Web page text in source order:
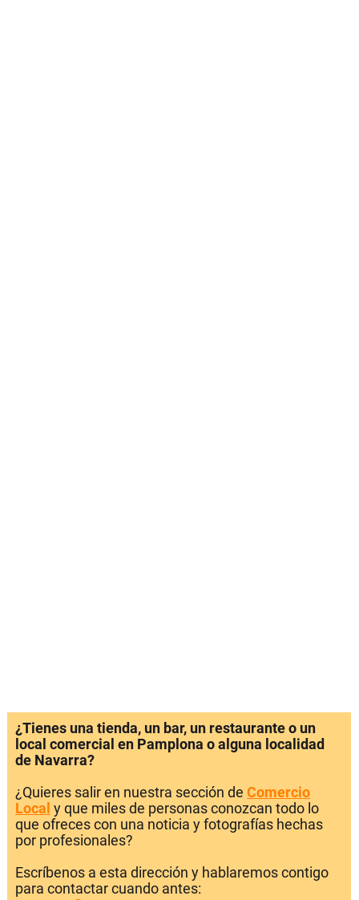
¿Tienes una tienda, un bar, un restaurante o un
local comercial en Pamplona o alguna localidad
de Navarra?
¿Quieres salir en nuestra sección de Comercio
Local y que miles de personas conozcan todo lo
que ofreces con una noticia y fotografías hechas
por profesionales?
Escríbenos a esta dirección y hablaremos contigo
para contactar cuando antes: